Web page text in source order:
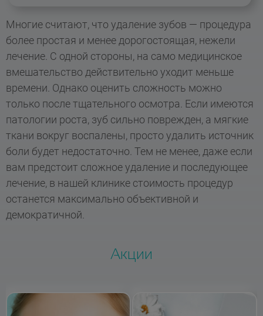
Многие считают, что удаление зубов — процедура
более простая и менее дорогостоящая, нежели
лечение. С одной стороны, на само медицинское
вмешательство действительно уходит меньше
времени. Однако оценить сложность можно
только после тщательного осмотра. Если имеются
патологии роста, зуб сильно поврежден, а мягкие
ткани вокруг воспалены, просто удалить источник
боли будет недостаточно. Тем не менее, даже если
вам предстоит сложное удаление и последующее
лечение, в нашей клинике стоимость процедур
останется максимально объективной и
демократичной.
Акции